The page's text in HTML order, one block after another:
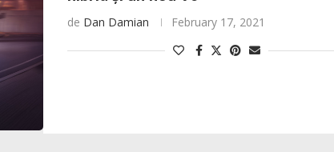
de Dan Damian February 17, 2021